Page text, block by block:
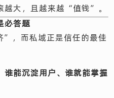
越大，且越来越“值钱”。
必答题
，而私域正是信任的最佳
谁能沉淀用户、谁就能掌握